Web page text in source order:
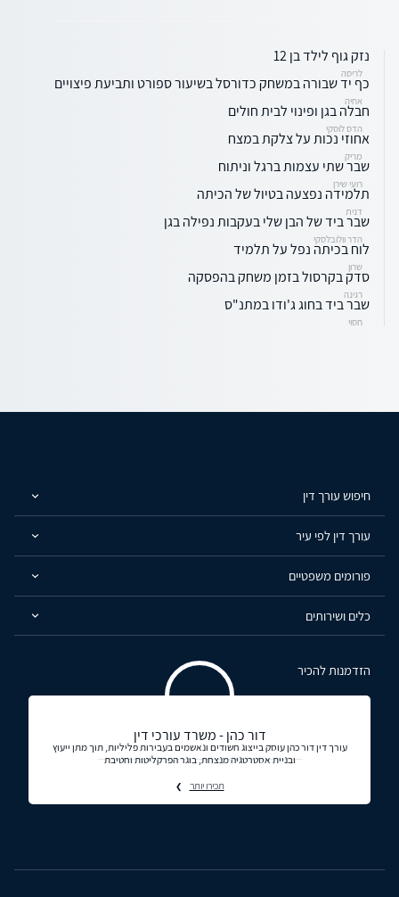
נזק גוף לילד בן 12
לריסה
כף יד שבורה במשחק כדורסל בשיעור ספורט ותביעת פיצויים
אחיה
חבלה בגן ופינוי לבית חולים
הדס לוסקי
אחוזי נכות על צלקת במצח
מריק
שבר שתי עצמות ברגל וניתוח
רועי שירן
תלמידה נפצעה בטיול של הכיתה
דנית
שבר ביד של הבן שלי בעקבות נפילה בגן
הדר וולובלסקי
לוח בכיתה נפל על תלמיד
שרון
סדק בקרסול בזמן משחק בהפסקה
רגינה
שבר ביד בחוג ג'ודו במתנ"ס
חסוי
חיפוש עורך דין
עורך דין לפי עיר
פורומים משפטיים
כלים ושירותים
הזדמנות להכיר
דור כהן - משרד עורכי דין
עורך דין דור כהן עוסק בייצוג חשודים ונאשמים בעבירות פליליות, תוך מתן ייעוץ
ובניית אסטרטגיה מנצחת, בוגר הפרקליטות וחטיבת
תכירו יותר